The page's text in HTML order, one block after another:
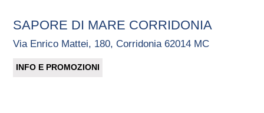
SAPORE DI MARE CORRIDONIA
Via Enrico Mattei, 180, Corridonia 62014 MC
INFO E PROMOZIONI